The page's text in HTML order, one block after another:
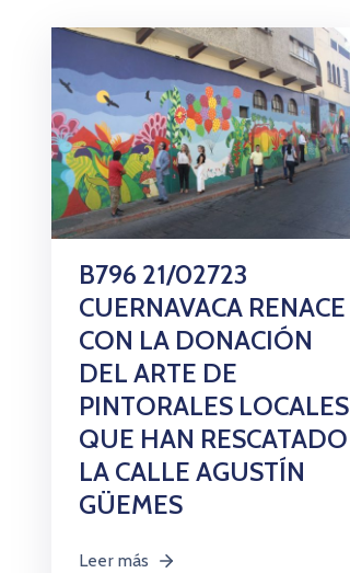
B796 21/02723
CUERNAVACA RENACE
CON LA DONACIÓN
DEL ARTE DE
PINTORALES LOCALES
QUE HAN RESCATADO
LA CALLE AGUSTÍN
GÜEMES
Leer más